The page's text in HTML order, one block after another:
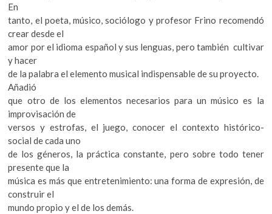
En
tanto, el poeta, músico, sociólogo y profesor Frino recomendó
crear desde el
amor por el idioma español y sus lenguas, pero también cultivar
y hacer
de la palabra el elemento musical indispensable de su proyecto.
Añadió
que otro de los elementos necesarios para un músico es la
improvisación de
versos y estrofas, el juego, conocer el contexto histórico-
social de cada uno
de los géneros, la práctica constante, pero sobre todo tener
presente que la
música es más que entretenimiento: una forma de expresión, de
construir el
mundo propio y el de los demás.